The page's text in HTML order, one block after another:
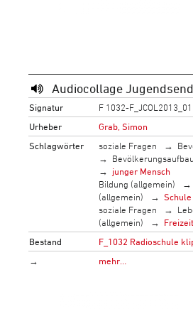
Audiocollage
Signatur
F 1032-F_JCOL2013_01
Urheber
Grab, Simon
Schlagwörter
soziale Fragen
Bevölkerungsaufbau
junger Mensch
Bildung (allgemein)
(allgemein)
Schule
soziale Fragen
(allgemein)
Freizeit
Bestand
F_1032 Radioschule
→
mehr…